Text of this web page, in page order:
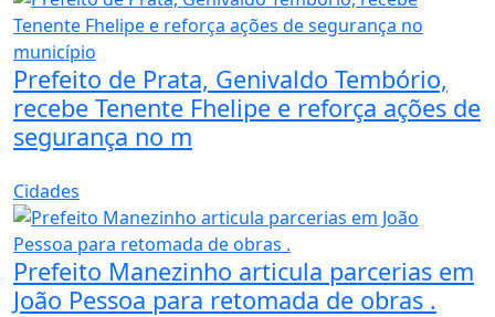
Prefeito de Prata, Genivaldo Tembório,
recebe Tenente Fhelipe e reforça ações de
segurança no m
Cidades
Prefeito Manezinho articula parcerias em
João Pessoa para retomada de obras .